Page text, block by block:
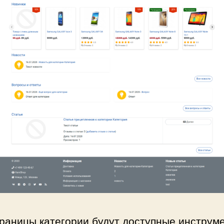
категории будут доступные